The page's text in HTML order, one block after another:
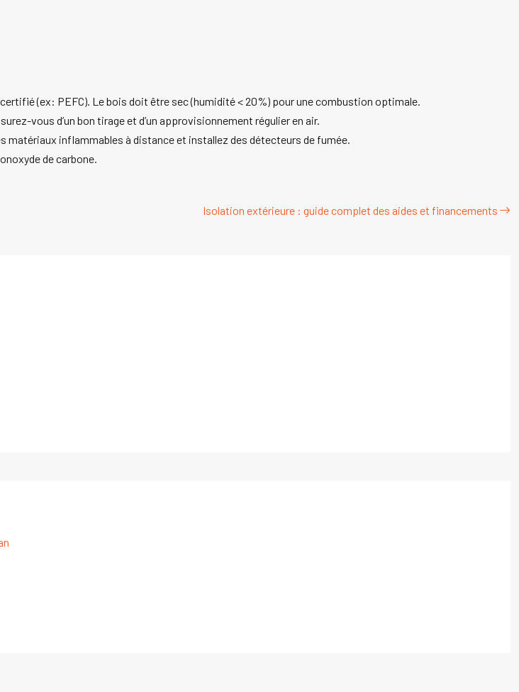
(ex: PEFC). Le bois doit être sec (humidité < 20%) pour une combustion optimale.
vous d’un bon tirage et d’un approvisionnement régulier en air.
matériaux inflammables à distance et installez des détecteurs de fumée.
de carbone.
Isolation extérieure : guide complet des aides et financements